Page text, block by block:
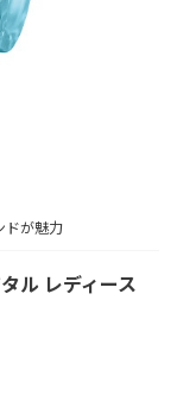
ル レディース
ドが魅力